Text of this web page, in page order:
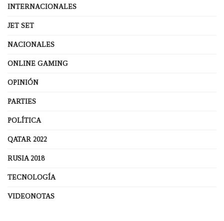
INTERNACIONALES
JET SET
NACIONALES
ONLINE GAMING
OPINIÓN
PARTIES
POLÍTICA
QATAR 2022
RUSIA 2018
TECNOLOGÍA
VIDEONOTAS